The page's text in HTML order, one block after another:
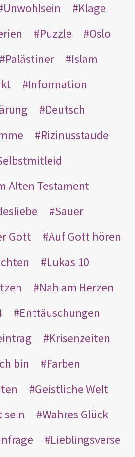
Unwohlsein
Klage
Puzzle
Oslo
Palästiner
Islam
Information
Deutsch
Rizinusstaude
Alten Testament
Sauer
Gott
Auf Gott hören
Lukas 10
Nah am Herzen
Enttäuschungen
Krisenzeiten
bin
Farben
Geistliche Welt
sein
Wahres Glück
Lieblingsverse